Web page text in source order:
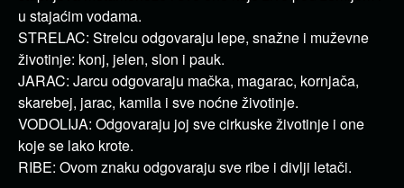
u stajaćim vodama.
STRELAC: Strelcu odgovaraju lepe, snažne i muževne
životinje: konj, jelen, slon i pauk.
JARAC: Jarcu odgovaraju mačka, magarac, kornjača,
skarebej, jarac, kamila i sve noćne životinje.
VODOLIJA: Odgovaraju joj sve cirkuske životinje i one
koje se lako krote.
RIBE: Ovom znaku odgovaraju sve ribe i divlji letači.